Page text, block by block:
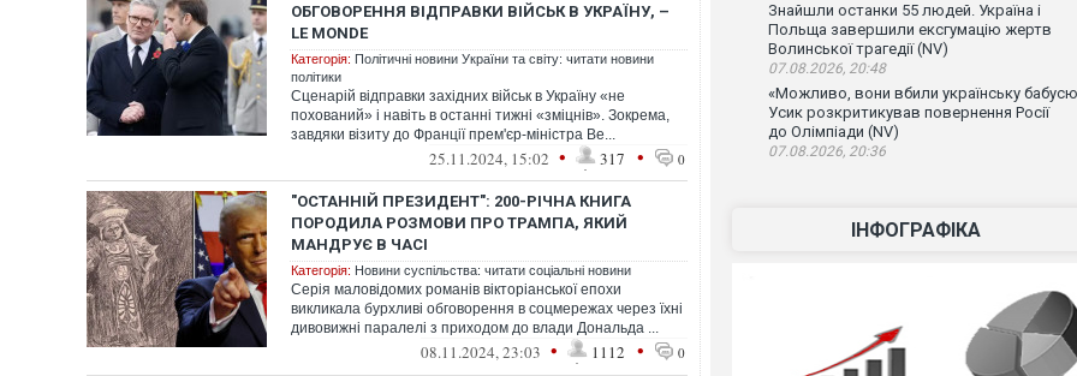
ОБГОВОРЕННЯ ВІДПРАВКИ ВІЙСЬК В УКРАЇНУ, –
LE MONDE
Категорія: Політичні новини України та світу: читати новини
політики
Сценарій відправки західних військ в Україну «не
похований» і навіть в останні тижні «зміцнів». Зокрема,
завдяки візиту до Франції прем'єр-міністра Ве...
25.11.2024, 15:02 • 317 • 0
"ОСТАННІЙ ПРЕЗИДЕНТ": 200-РІЧНА КНИГА
ПОРОДИЛА РОЗМОВИ ПРО ТРАМПА, ЯКИЙ
МАНДРУЄ В ЧАСІ
Категорія: Новини суспільства: читати соціальні новини
Серія маловідомих романів вікторіанської епохи
викликала бурхливі обговорення в соцмережах через їхні
дивовижні паралелі з приходом до влади Дональда ...
08.11.2024, 23:03 • 1112 • 0
Знайшли останки 55 людей. Україна і
Польща завершили ексгумацію жертв
Волинської трагедії (NV)
07.08.2026, 20:48
«Можливо, вони вбили українську
Усик розкритикував повернення Росії
до Олімпіади (NV)
07.08.2026, 20:36
ІНФОГРАФІКА